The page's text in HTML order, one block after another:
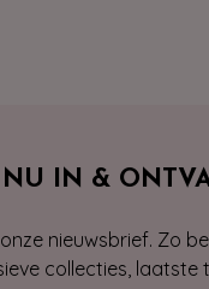
NU IN &
nieuwsbrief. Zo
collecties,